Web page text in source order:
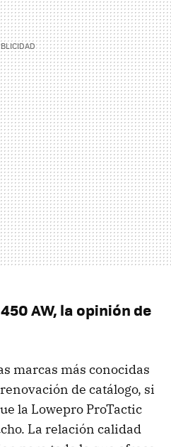
AW, la opinión de
marcas más conocidas
de catálogo, si
la Lowepro ProTactic
La relación calidad